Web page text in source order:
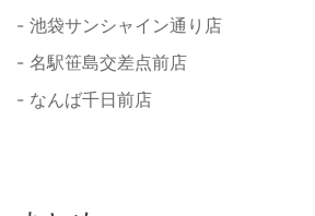
- 池袋サンシャイン通り店
- 名駅笹島交差点前店
- なんば千日前店